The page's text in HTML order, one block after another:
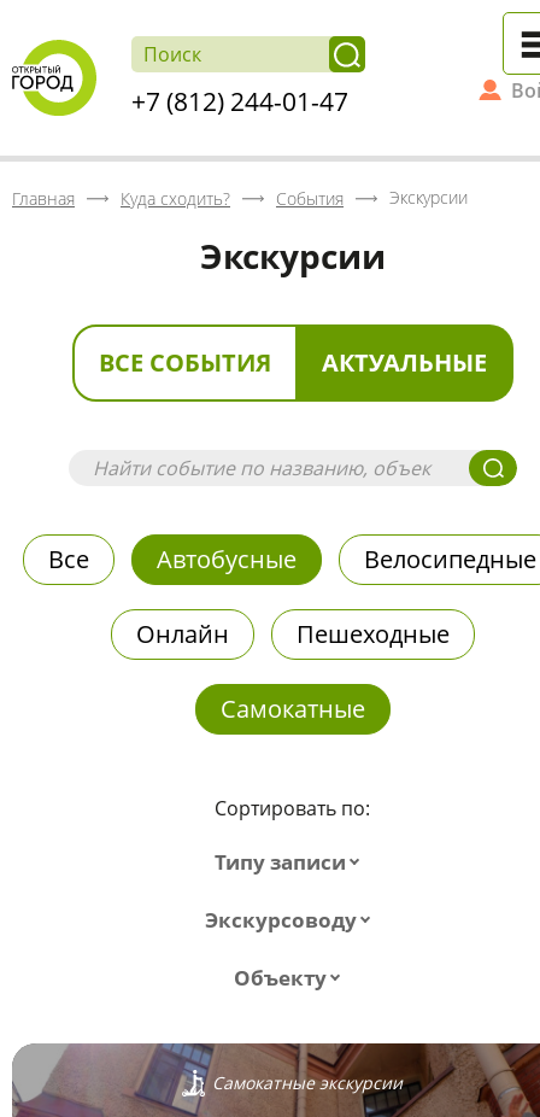
+7 (812) 244-01-47
Главная Куда сходить? События Экскурсии
Экскурсии
ВСЕ СОБЫТИЯ АКТУАЛЬНЫЕ
Все Автобусные Велосипедные
Онлайн Пешеходные
Самокатные
Сортировать по:
Типу записи
Экскурсоводу
Объекту
Самокатные экскурсии